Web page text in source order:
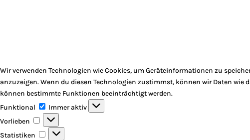
Wir verwenden Technologien wie Cookies, um Geräteinformationen zu
anzuzeigen. Wenn du diesen Technologien zustimmst, können wir Daten
können bestimmte Funktionen beeinträchtigt werden.
Funktional
Funktional
Immer aktiv
Vorlieben
Vorlieben
Statistiken
Statistiken